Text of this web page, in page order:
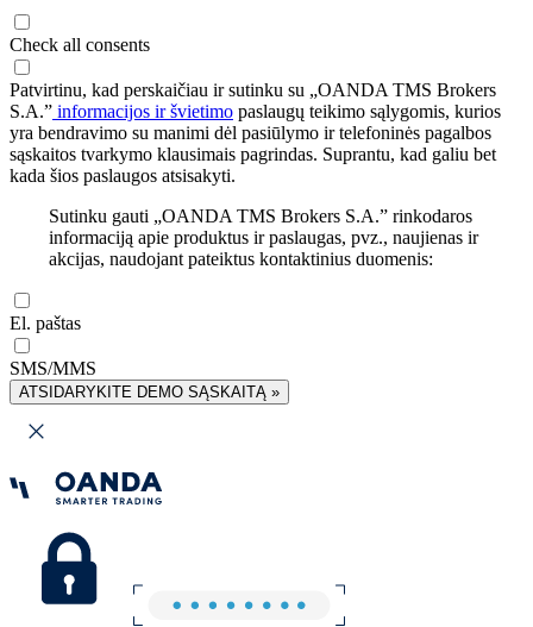
Check all consents
Patvirtinu, kad perskaičiau ir sutinku su „OANDA TMS Brokers
S.A.” informacijos ir švietimo paslaugų teikimo sąlygomis, kurios
yra bendravimo su manimi dėl pasiūlymo ir telefoninės pagalbos
sąskaitos tvarkymo klausimais pagrindas. Suprantu, kad galiu bet
kada šios paslaugos atsisakyti.
Sutinku gauti „OANDA TMS Brokers S.A.” rinkodaros
informaciją apie produktus ir paslaugas, pvz., naujienas ir
akcijas, naudojant pateiktus kontaktinius duomenis:
El. paštas
SMS/MMS
ATSIDARYKITE DEMO SĄSKAITĄ »